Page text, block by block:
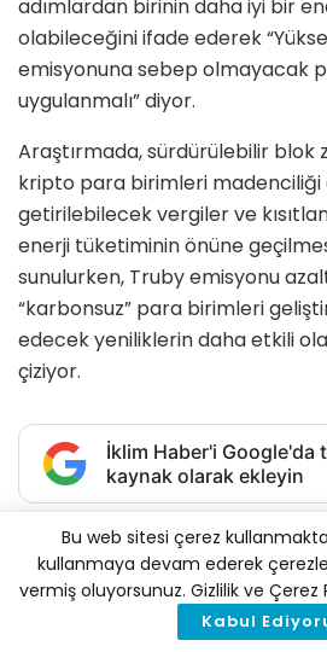
adımlardan birinin daha iyi bir
olabileceğini ifade ederek
emisyonuna sebep olmayacak
uygulanmalı” diyor.
Araştırmada, sürdürülebilir blok
kripto para birimleri madenciliği
getirilebilecek vergiler ve
enerji tüketiminin önüne
sunulurken, Truby emisyonu
“karbonsuz” para birimleri
edecek yeniliklerin daha etkili
çiziyor.
İklim Haber'i Google'da
kaynak olarak ekleyin
bitcoin
iklim değişikliği
kripto para madenciliği
Bu web sitesi çerez
kullanmaya devam ederek
vermiş oluyorsunuz. Gizlilik ve Çerez
Kabul